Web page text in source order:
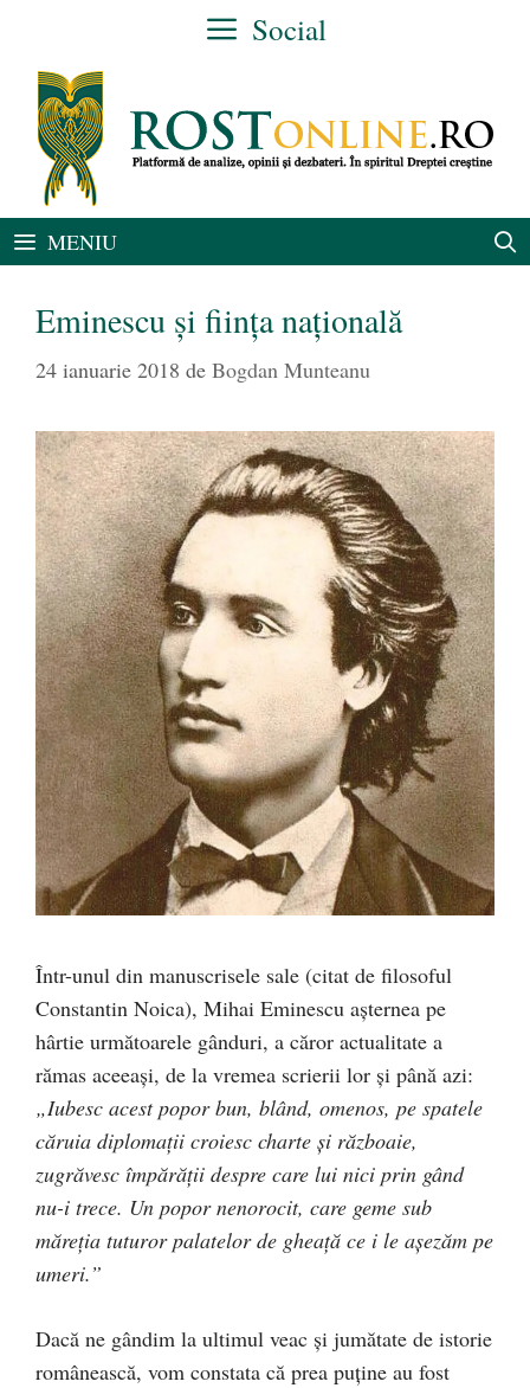
conținut
Social
MENIU
Eminescu şi fiinţa naţională
24 ianuarie 2018 de Bogdan Munteanu
Într-unul din manuscrisele sale (citat de filosoful
Constantin Noica), Mihai Eminescu aşternea pe
hârtie următoarele gânduri, a căror actualitate a
rămas aceeaşi, de la vremea scrierii lor şi până azi:
„Iubesc acest popor bun, blând, omenos, pe spatele
căruia diplomaţii croiesc charte şi războaie,
zugrăvesc împărăţii despre care lui nici prin gând
nu-i trece. Un popor nenorocit, care geme sub
măreţia tuturor palatelor de gheaţă ce i le aşezăm pe
umeri.”
Dacă ne gândim la ultimul veac şi jumătate de istorie
românească, vom constata că prea puţine au fost